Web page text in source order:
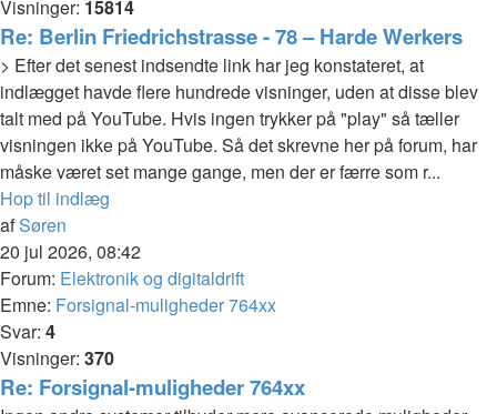
Visninger: 15814
Re: Berlin Friedrichstrasse - 78 – Harde Werkers
> Efter det senest indsendte link har jeg konstateret, at
indlægget havde flere hundrede visninger, uden at disse blev
talt med på YouTube. Hvis ingen trykker på "play" så tæller
visningen ikke på YouTube. Så det skrevne her på forum, har
måske været set mange gange, men der er færre som r...
Hop til indlæg
afSøren
20 jul 2026, 08:42
Forum: Elektronik og digitaldrift
Emne: Forsignal-muligheder 764xx
Svar: 4
Visninger: 370
Re: Forsignal-muligheder 764xx